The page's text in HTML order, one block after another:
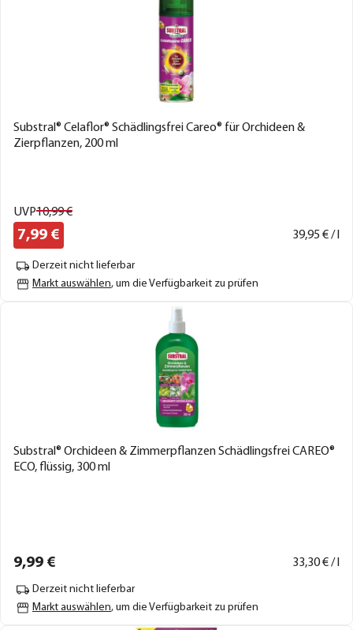
Substral® Celaflor® Schädlingsfrei Careo® für Orchideen &
Zierpflanzen, 200 ml
UVP10,99€
7,99 € 39,95€ / l
Derzeit nicht lieferbar
Markt auswählen, um die Verfügbarkeit zu prüfen
Substral® Orchideen & Zimmerpflanzen Schädlingsfrei CAREO®
ECO, flüssig, 300 ml
9,99 € 33,30€ / l
Derzeit nicht lieferbar
Markt auswählen, um die Verfügbarkeit zu prüfen